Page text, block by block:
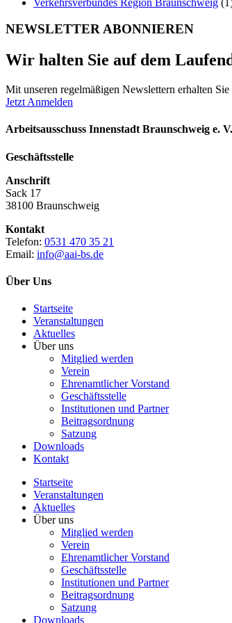
NEWSLETTER ABONNIEREN
Wir halten Sie auf dem
Mit unseren regelmäßigen Newslettern erhalten
Jetzt Anmelden
Arbeitsausschuss Innenstadt Braunschweig e. V.
Geschäftsstelle
Anschrift
Sack 17
38100 Braunschweig
Kontakt
Telefon: 0531 470 35 21
Email: info@aai-bs.de
Über Uns
Startseite
Veranstaltungen
Aktuelles
Über uns
Mitglied werden
Verein
Ehrenamtlicher Vorstand
Geschäftsstelle
Institutionen und Partner
Beitragsordnung
Satzung
Downloads
Kontakt
Startseite
Veranstaltungen
Aktuelles
Über uns
Mitglied werden
Verein
Ehrenamtlicher Vorstand
Geschäftsstelle
Institutionen und Partner
Beitragsordnung
Satzung
Downloads